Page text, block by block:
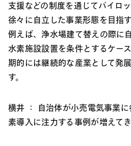
支援などの制度を通じてパイロ
徐々に自立した事業形態を目指す
例えば、浄水場建て替えの際に
水素施設設置を条件とするケー
期的には継続的な産業として発
す。
横井 ：
自治体が小売電気事業
素導入に注力する事例が増えて